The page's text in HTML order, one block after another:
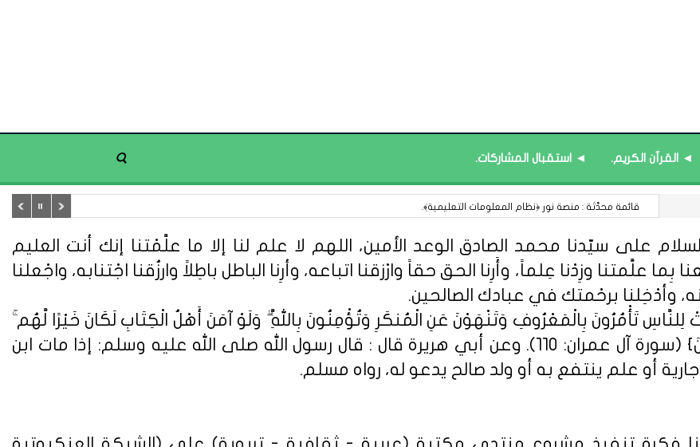
◄ القرآن الكريم. ◄ استقبال المشاركات.
قائمة محدَّثة : مصطلحات الثقافة التربوية.
على سيّدنا محمد الصادق الوعد الأمين، اللهم لا علم لنا إلا ما علَّمْتنا إنك أنت العليم
علَّمتنا وزِدْنا عِلماً، وأَرِنا الحق حقاً وارْزقنا اتباعه، وأرِنا الباطل باطِلاً وارزُقنا اجْتنابه، واجْعلنا
وأدْخِلنا برحْمتك في عبادك الصالحين.
لِلنَّاسِ تَأْمُرُونَ بِالْمَعْرُوفِ وَتَنْهَوْنَ عَنِ الْمُنكَرِ وَتُؤْمِنُونَ بِاللَّهِ ۗ وَلَوْ آمَنَ أَهْلُ الْكِتَابِ لَكَانَ خَيْرًا لَّهُم
مِّنْهُمُ الْمُؤْمِنُونَ وَأَكْثَرُهُمُ الْفَاسِقُونَ} (سورة آل عمران: 110). وعن أبي هريرة قال : قال رسول الله صلى الله عليه وسلم: إذا مات ابن
أو علم ينتفع به أو ولد صالح يدعو له، رواه مسلم.